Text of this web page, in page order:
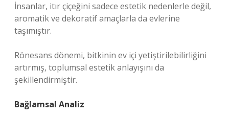
İnsanlar, itır çiçeğini sadece estetik nedenlerle değil,
aromatik ve dekoratif amaçlarla da evlerine
taşımıştır.
Rönesans dönemi, bitkinin ev içi yetiştirilebilirliğini
artırmış, toplumsal estetik anlayışını da
şekillendirmiştir.
Bağlamsal Analiz